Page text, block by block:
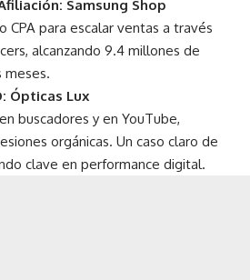
Samsung Shop
para escalar ventas a través
alcanzando 9.4 millones de
meses.
Ópticas Lux
buscadores y en YouTube,
orgánicas. Un caso claro de
clave en performance digital.